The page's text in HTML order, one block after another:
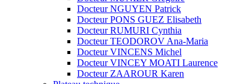
Docteur NGUYEN Patrick
Docteur PONS GUEZ Elisabeth
Docteur RUMURI Cynthia
Docteur TEODOROV Ana-Maria
Docteur VINCENS Michel
Docteur VINCEY MOATI Laurence
Docteur ZAAROUR Karen